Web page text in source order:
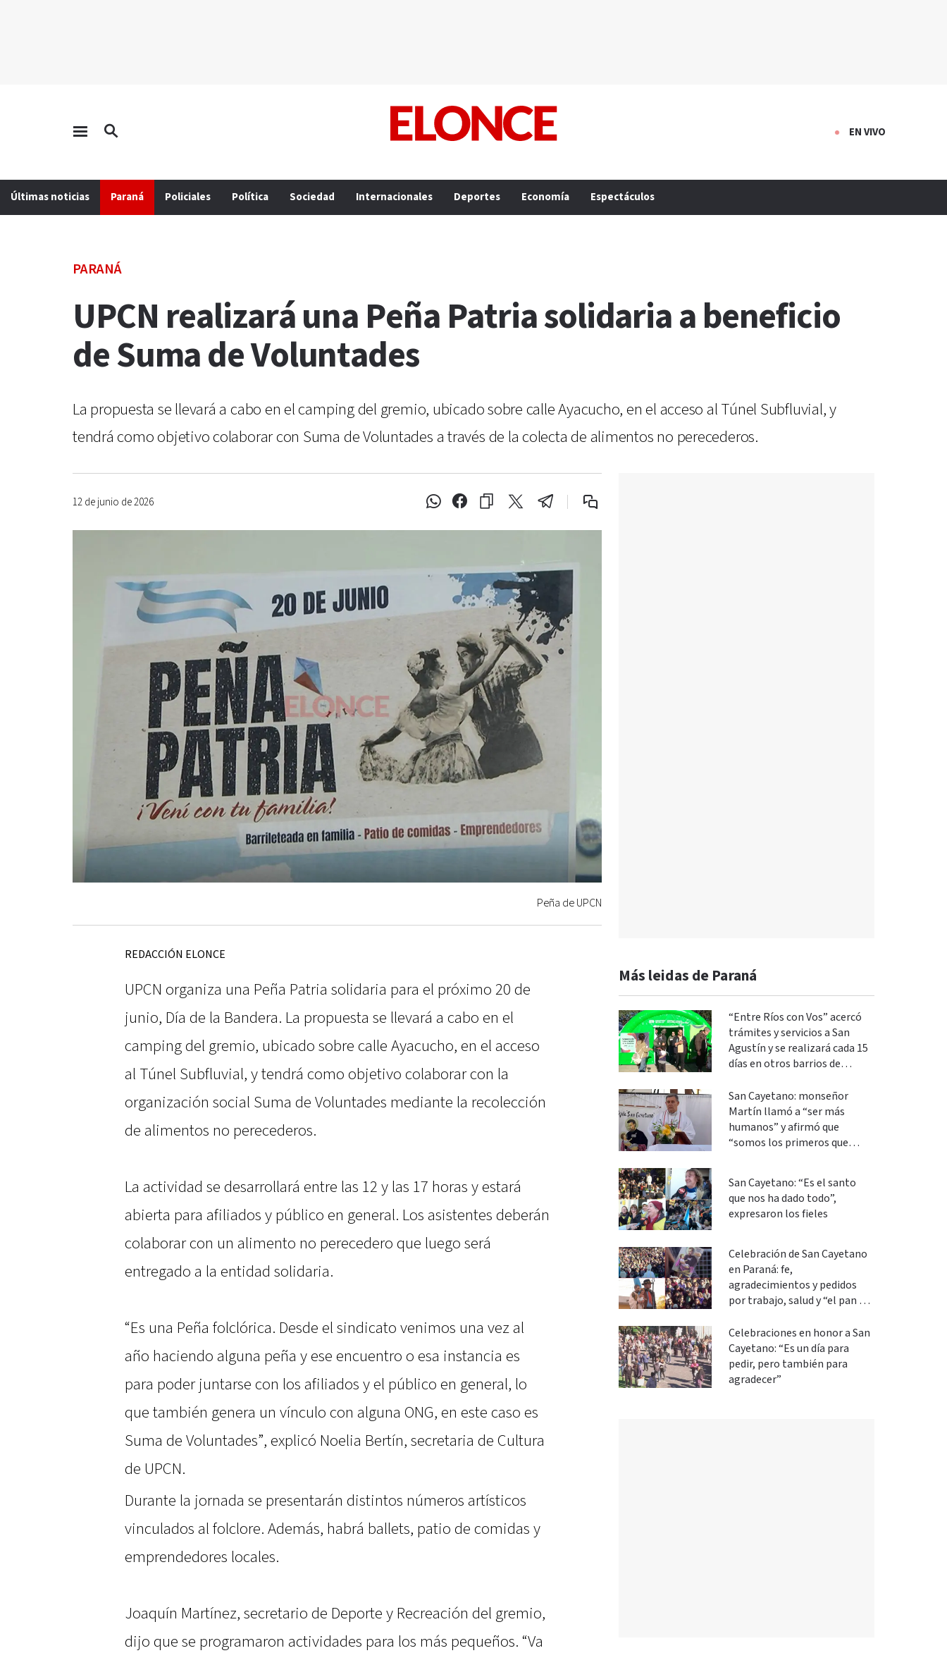
EN VIVO
Últimas noticias Paraná Policiales Política Sociedad Internacionales Deportes Economía Espectáculos
PARANÁ
UPCN realizará una Peña Patria solidaria a beneficio
de Suma de Voluntades
La propuesta se llevará a cabo en el camping del gremio, ubicado sobre calle Ayacucho, en el acceso al Túnel Subfluvial, y
tendrá como objetivo colaborar con Suma de Voluntades a través de la colecta de alimentos no perecederos.
12 de junio de 2026
Peña de UPCN
REDACCIÓN ELONCE
UPCN organiza una Peña Patria solidaria para el próximo 20 de
junio, Día de la Bandera. La propuesta se llevará a cabo en el
camping del gremio, ubicado sobre calle Ayacucho, en el acceso
al Túnel Subfluvial, y tendrá como objetivo colaborar con la
organización social Suma de Voluntades mediante la recolección
de alimentos no perecederos.
La actividad se desarrollará entre las 12 y las 17 horas y estará
abierta para afiliados y público en general. Los asistentes deberán
colaborar con un alimento no perecedero que luego será
entregado a la entidad solidaria.
“Es una Peña folclórica. Desde el sindicato venimos una vez al
año haciendo alguna peña y ese encuentro o esa instancia es
para poder juntarse con los afiliados y el público en general, lo
que también genera un vínculo con alguna ONG, en este caso es
Suma de Voluntades”, explicó Noelia Bertín, secretaria de Cultura
de UPCN.
Durante la jornada se presentarán distintos números artísticos
vinculados al folclore. Además, habrá ballets, patio de comidas y
emprendedores locales.
Joaquín Martínez, secretario de Deporte y Recreación del gremio,
dijo que se programaron actividades para los más pequeños. “Va
Más leidas de Paraná
“Entre Ríos con Vos” acercó
trámites y servicios a San
Agustín y se realizará cada 15
días en otros barrios de
San Cayetano: monseñor
Martín llamó a “ser más
humanos” y afirmó que
“somos los primeros que
San Cayetano: “Es el santo
que nos ha dado todo”,
expresaron los fieles
Celebración de San Cayetano
en Paraná: fe,
agradecimientos y pedidos
por trabajo, salud y “el pan de
Celebraciones en honor a San
Cayetano: “Es un día para
pedir, pero también para
agradecer”